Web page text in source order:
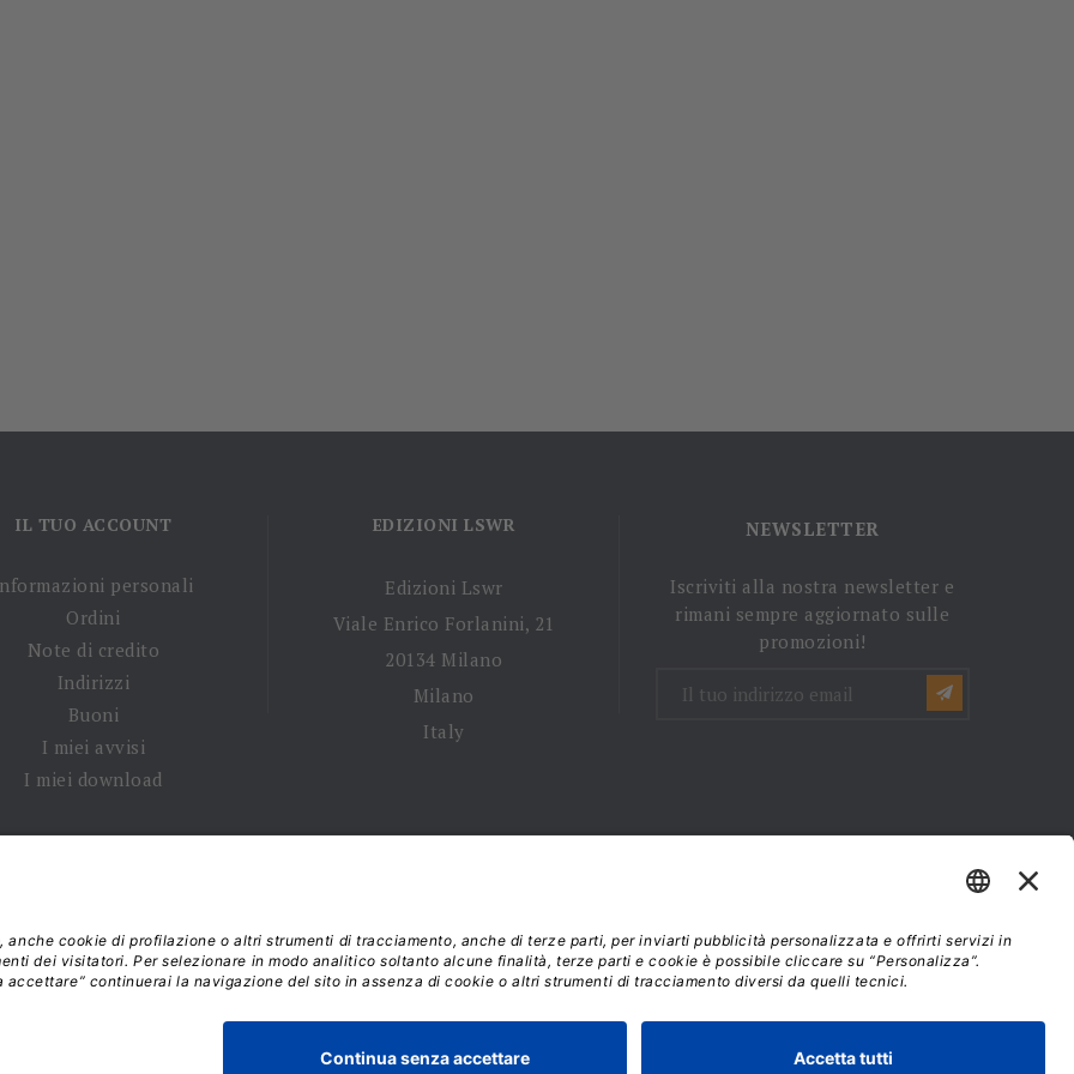
IL TUO ACCOUNT
personali
Ordini
Note di credito
Indirizzi
Buoni
I miei avvisi
I miei download
EDIZIONI LSWR
Edizioni Lswr
Viale Enrico Forlanini, 21
20134 Milano
Milano
Italy
NEWSLETTER
Iscriviti alla nostra newsletter e
rimani sempre aggiornato sulle
promozioni!
- La Tribuna S.r.l. | P.IVA 01702840180 | C.F. 01107460337
Responsabile della Protezione dei Dati: dpo@lswr.it
Viale Enrico Forlanini, 21 - 20134 Milano (MI)